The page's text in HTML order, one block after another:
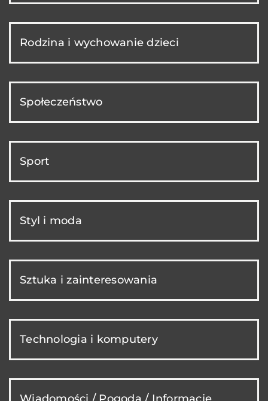
Rodzina i wychowanie dzieci
Społeczeństwo
Sport
Styl i moda
Sztuka i zainteresowania
Technologia i komputery